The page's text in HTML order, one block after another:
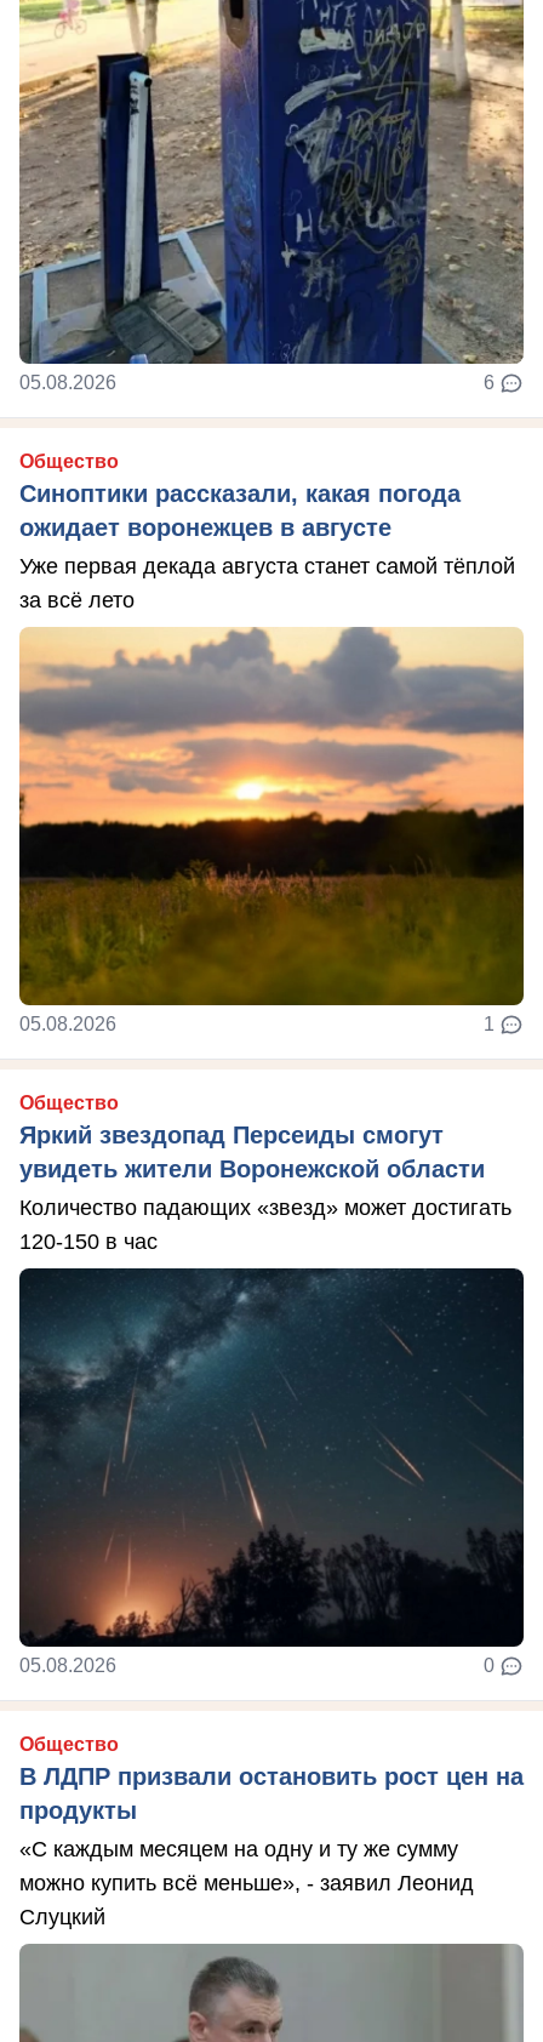
05.08.2026 6
Общество
Синоптики рассказали, какая погода
ожидает воронежцев в августе
Уже первая декада августа станет самой тёплой
за всё лето
05.08.2026 1
Общество
Яркий звездопад Персеиды смогут
увидеть жители Воронежской области
Количество падающих «звезд» может достигать
120-150 в час
05.08.2026 0
Общество
В ЛДПР призвали остановить рост цен на
продукты
«С каждым месяцем на одну и ту же сумму
можно купить всё меньше», - заявил Леонид
Слуцкий